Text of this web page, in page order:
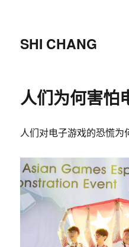
SHI CHANG
人们为何害怕
人们对电子游戏的恐慌为